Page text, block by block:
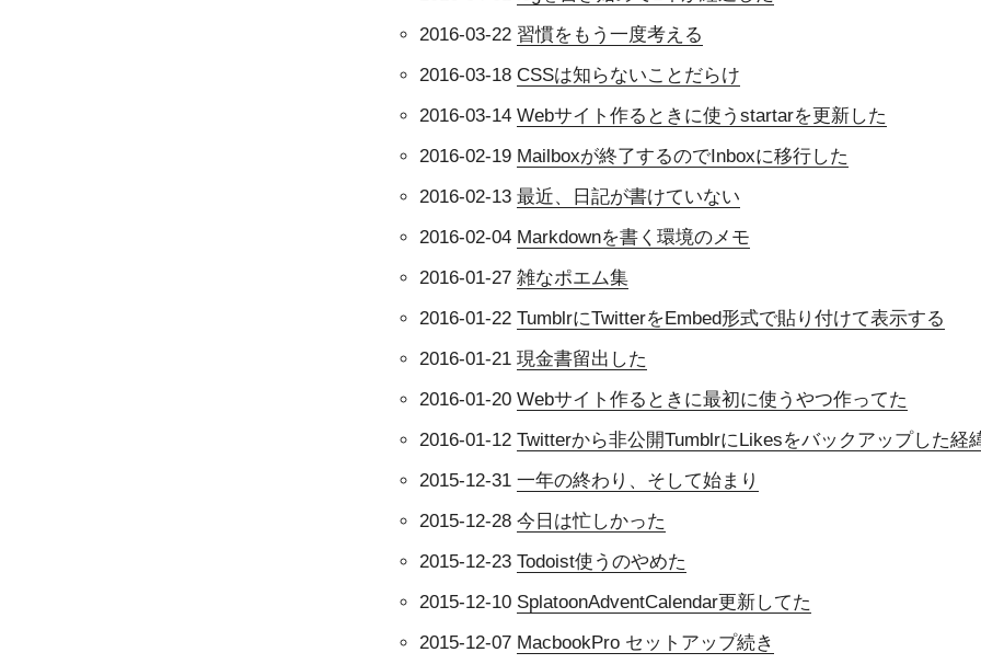
2016-03-22 習慣をもう一度考える
2016-03-18CSSは知らないことだらけ
2016-03-14Webサイト作るときに使うstartarを更新した
2016-02-19 Mailboxが終了するのでInboxに移行した
2016-02-13最近、日記が書けていない
2016-02-04 Markdownを書く環境のメモ
2016-01-27雑なポエム集
2016-01-22TumblrにTwitterをEmbed形式で貼り付けて表示する
2016-01-21現金書留出した
2016-01-20Webサイト作るときに最初に使うやつ作ってた
2016-01-12Twitterから非公開TumblrにLikesをバックアップした経
2015-12-31一年の終わり、そして始まり
2015-12-28今日は忙しかった
2015-12-23Todoist使うのやめた
2015-12-10 SplatoonAdventCalendar更新してた
2015-12-07 MacbookPro セットアップ続き